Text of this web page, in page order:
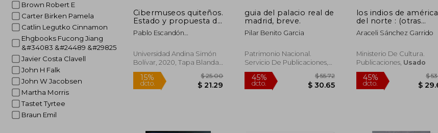
Brown Robert E
Carter Birken Pamela
Catlin Legutko Cinnamon
Ehgbooks Fucong Jiang
&#34083 &#24489 &#29825
Javier Costa Clavell
John H Falk
John W Jacobsen
Martha Morris
Tastet Tyrtee
Braun Emil
Cibermuseos quiteños.
Estado y propuesta de
comunicación digital
Pablo Escandón
Universidad Andina Simón
Bolívar, 2020, Tapa Blanda,
Nuevo
guia del palacio real de
madrid, breve.
Pilar Benito Garcia
Patrimonio Nacional.
Servicio De Publicaciones,
Usado
los indios de américa
del norte : (otras
culturas de américa)
Araceli Sánchez Garrido
Ministerio De Cultura.
Publicaciones, Usado